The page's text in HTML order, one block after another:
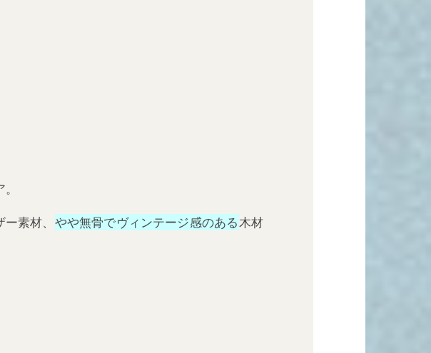
素材、 やや無骨でヴィンテージ感のある木材